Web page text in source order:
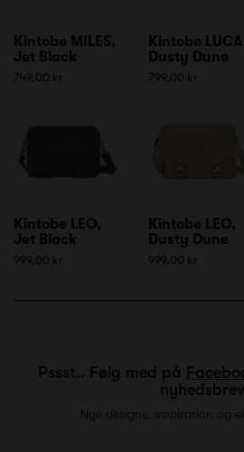
Kintobe MILES,
Jet Black
749,00 kr
Kintobe
Dusty Dune
799,00 kr
Kintobe LEO,
Jet Black
999,00 kr
Kintobe LEO,
Dusty Dune
999,00 kr
Pssst.. Følg med på
nyhedsbrev
Nye designs, inspiration og